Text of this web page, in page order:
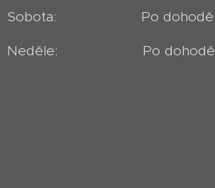
Sobota: Po dohodě
Neděle: Po dohodě